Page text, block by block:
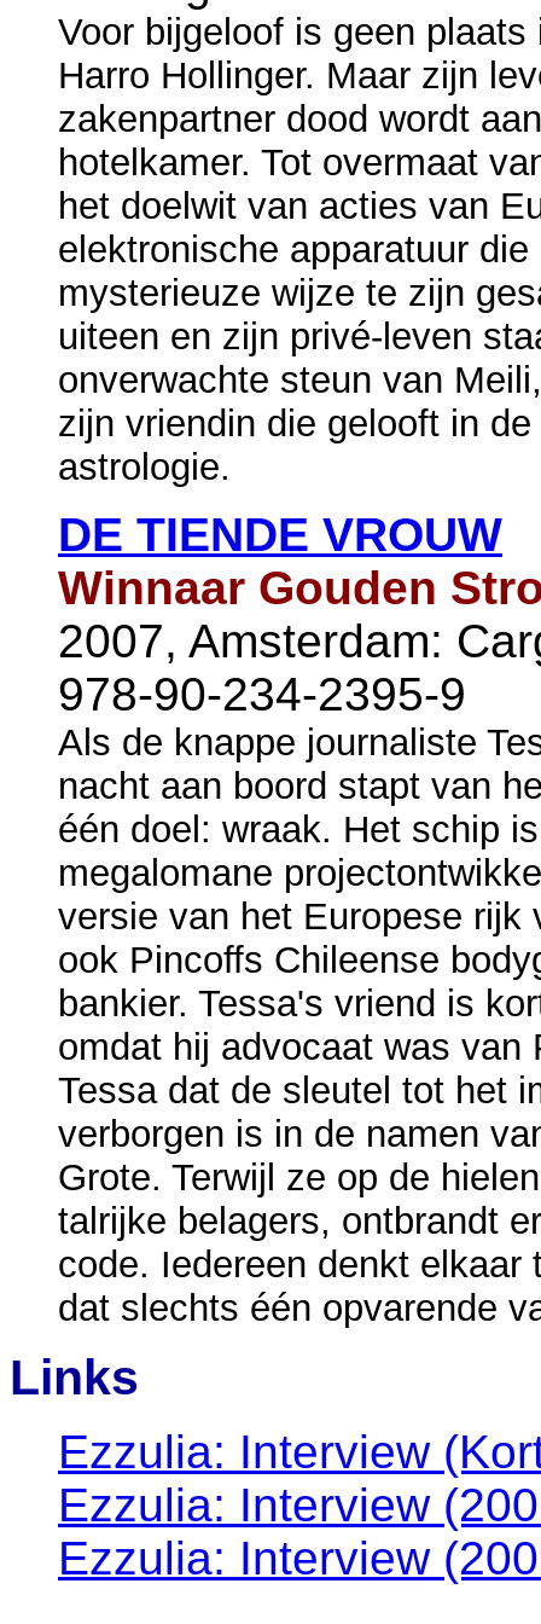
Voor bijgeloof is geen
Harro Hollinger. Maar zijn
zakenpartner dood wordt
hotelkamer. Tot overmaat
het doelwit van acties van
elektronische apparatuur
mysterieuze wijze te zijn
uiteen en zijn privé-leven
onverwachte steun van
zijn vriendin die gelooft in
astrologie.
DE TIENDE VROUW
Winnaar Gouden
2007, Amsterdam:
978-90-234-2395-9
Als de knappe journaliste
nacht aan boord stapt van
één doel: wraak. Het schip
megalomane
versie van het Europese rijk
ook Pincoffs Chileense
bankier. Tessa's vriend is
omdat hij advocaat was
Tessa dat de sleutel tot het
verborgen is in de namen
Grote. Terwijl ze op de
talrijke belagers, ontbrandt
code. Iedereen denkt
dat slechts één opvarende
Links
Ezzulia: Interview
Ezzulia: Interview
Ezzulia: Interview